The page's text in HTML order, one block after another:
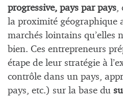
progressive, pays par pays,
la proximité géographique
marchés lointains qu’elles
bien. Ces entrepreneurs
étape de leur stratégie à
contrôle dans un pays,
pays, etc.) sur la base du